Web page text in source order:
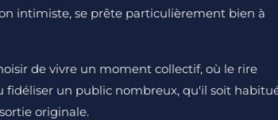
intimiste, se prête particulièrement bien à
de vivre un moment collectif, où le rire
fidéliser un public nombreux, qu'il soit
originale.